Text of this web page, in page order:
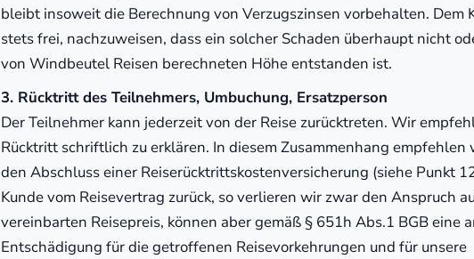
bleibt insoweit die Berechnung von Verzugszinsen vorbehalten. Dem
stets frei, nachzuweisen, dass ein solcher Schaden überhaupt nicht
von Windbeutel Reisen berechneten Höhe entstanden ist.
3. Rücktritt des Teilnehmers, Umbuchung, Ersatzperson
Der Teilnehmer kann jederzeit von der Reise zurücktreten. Wir
Rücktritt schriftlich zu erklären. In diesem Zusammenhang empfehlen
den Abschluss einer Reiserücktrittskostenversicherung (siehe Punkt
Kunde vom Reisevertrag zurück, so verlieren wir zwar den Anspruch
vereinbarten Reisepreis, können aber gemäß § 651h Abs.1 BGB eine
Entschädigung für die getroffenen Reisevorkehrungen und für unsere